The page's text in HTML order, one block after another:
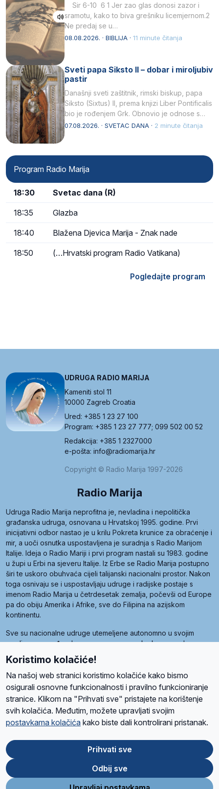
Sir 6-10 6 1 Jer zao glas donosi zazor i
sramotu, kako to biva grešniku licemjernom.2
Ne predaj se u…
08.08.2026. · BIBLIJA · 11 minute čitanja
Sveti papa Siksto II – dobar i miroljubiv
pastir
Današnji sveti zaštitnik, rimski biskup, papa
Siksto (Sixtus) II, prema knjizi Liber Pontificalis
bio je rođenjem Grk. Obnovio je odnose s
afričkim…
07.08.2026. · SVETAC DANA · 2 minute čitanja
Program Radio Marija
18:30 Svetac dana (R)
18:35 Glazba
18:40 Blažena Djevica Marija - Znak nade
18:50 (…Hrvatski program Radio Vatikana)
Pogledajte program
UDRUGA RADIO MARIJA
Kameniti stol 11
10000 Zagreb Croatia
Ured: +385 1 23 27 100
Program: +385 1 23 27 777; 099 502 00 52
Redakcija: +385 1 2327000
e-pošta: info@radiomarija.hr
Copyright © Radio Marija 1997-2026
Radio Marija
Udruga Radio Marija neprofitna je, nevladina i nepolitička
građanska udruga, osnovana u Hrvatskoj 1995. godine. Prvi
inicijativni odbor nastao je u krilu Pokreta krunice za obraćenje i
mir, a uoči osnutka uspostavljena je suradnja s Radio Marijom
Italije. Ideja o Radio Mariji i prvi program nastali su 1983. godine
u župi u Erbi na sjeveru Italije. Iz Erbe se Radio Marija postupno
širi te uskoro obuhvaća cijeli talijanski nacionalni prostor. Nakon
toga osnivaju se i uspostavljaju udruge i radijske postaje s
imenom Radio Marija u četrdesetak zemalja, počevši od Europe
pa do obiju Amerika i Afrike, sve do Filipina na azijskom
kontinentu.
Sve su nacionalne udruge utemeljene autonomno u svojim
zemljama, a međusobna su povezane preko krovne udruge
pod nazivom Svjetska obitelj Radio Marije (World Family of
Radio Maria). Svjetsku obitelj utemeljilo je sedam članica, među
kojima je i hrvatska Udruga Radio Marija.
O namaRadio ProgramVolonteriPrijateljiKontaktPravila privatnosti
Ova stranica je zaštićena Google reCAPTCHA sustavom
Store
Google
Play
Koristimo kolačiće!
Na našoj web stranici koristimo kolačiće kako bismo
osigurali osnovne funkcionalnosti i pravilno funkcioniranje
stranice. Klikom na "Prihvati sve" pristajete na korištenje
svih kolačića. Međutim, možete upravljati svojim
postavkama kolačića kako biste dali kontrolirani pristanak.
Prihvati sve
Odbij sve